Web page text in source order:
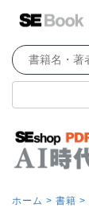
ホーム > 書籍 >